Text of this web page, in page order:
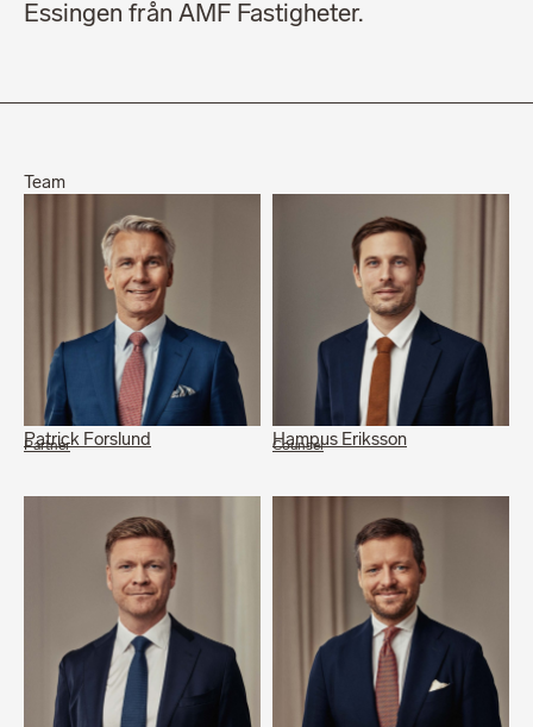
Essingen från AMF Fastigheter.
Team
Patrick Forslund
Partner Hampus Eriksson
Counsel